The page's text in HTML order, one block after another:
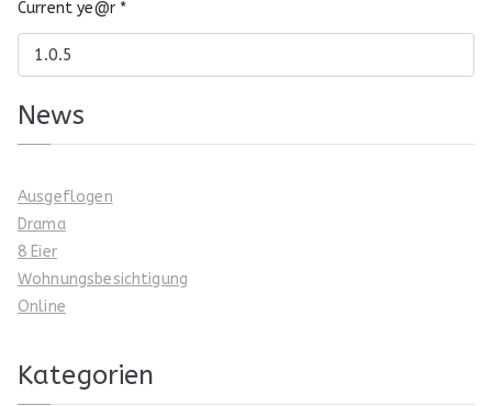
Current ye@r *
News
Ausgeflogen
Drama
8 Eier
Wohnungsbesichtigung
Online
Kategorien